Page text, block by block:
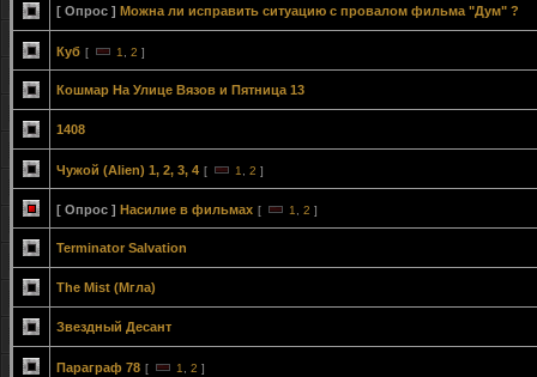
[ Опрос ] Можна ли исправить ситуацию с провалом фильма "Дум" ?
Куб [ 1 2 ]
Кошмар На Улице Вязов и Пятница 13
1408
Чужой (Alien) 1, 2, 3, 4 [ 1 2 ]
[ Опрос ] Насилие в фильмах [ 1 2 ]
Terminator Salvation
The Mist (Мгла)
Звездный Десант
Параграф 78 [ 1 2 ]